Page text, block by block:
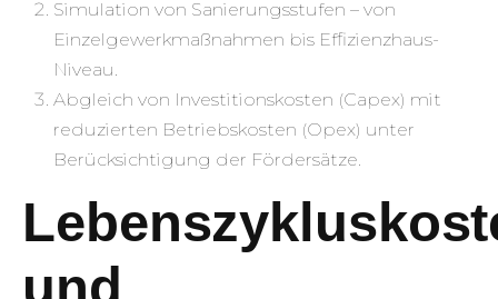
Simulation von Sanierungsstufen – von
Einzelgewerkmaßnahmen bis Effizienzhaus-
Niveau.
Abgleich von Investitionskosten (Capex) mit
reduzierten Betriebskosten (Opex) unter
Berücksichtigung der Fördersätze.
und